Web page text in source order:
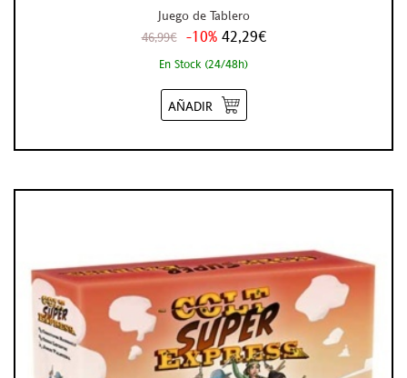
Juego de Tablero
46,99€ -10% 42,29€
En Stock (24/48h)
AÑADIR